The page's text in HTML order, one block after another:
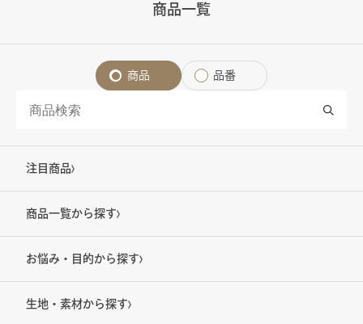
商品一覧
商品 品番
注目商品
商品一覧から探す
お悩み・目的から探す
生地・素材から探す